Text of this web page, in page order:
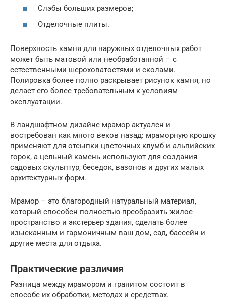
Слэбы больших размеров;
Отделочные плиты.
Поверхность камня для наружных отделочных работ
может быть матовой или необработанной – с
естественными шероховатостями и сколами.
Полировка более полно раскрывает рисунок камня, но
делает его более требовательным к условиям
эксплуатации.
В ландшафтном дизайне мрамор актуален и
востребован как много веков назад: мраморную крошку
применяют для отсыпки цветочных клумб и альпийских
горок, а цельный камень используют для создания
садовых скульптур, беседок, вазонов и других малых
архитектурных форм.
Мрамор – это благородный натуральный материал,
который способен полностью преобразить жилое
пространство и экстерьер здания, сделать более
изысканным и гармоничным ваш дом, сад, бассейн и
другие места для отдыха.
Практические различия
Разница между мрамором и гранитом состоит в
способе их обработки, методах и средствах.